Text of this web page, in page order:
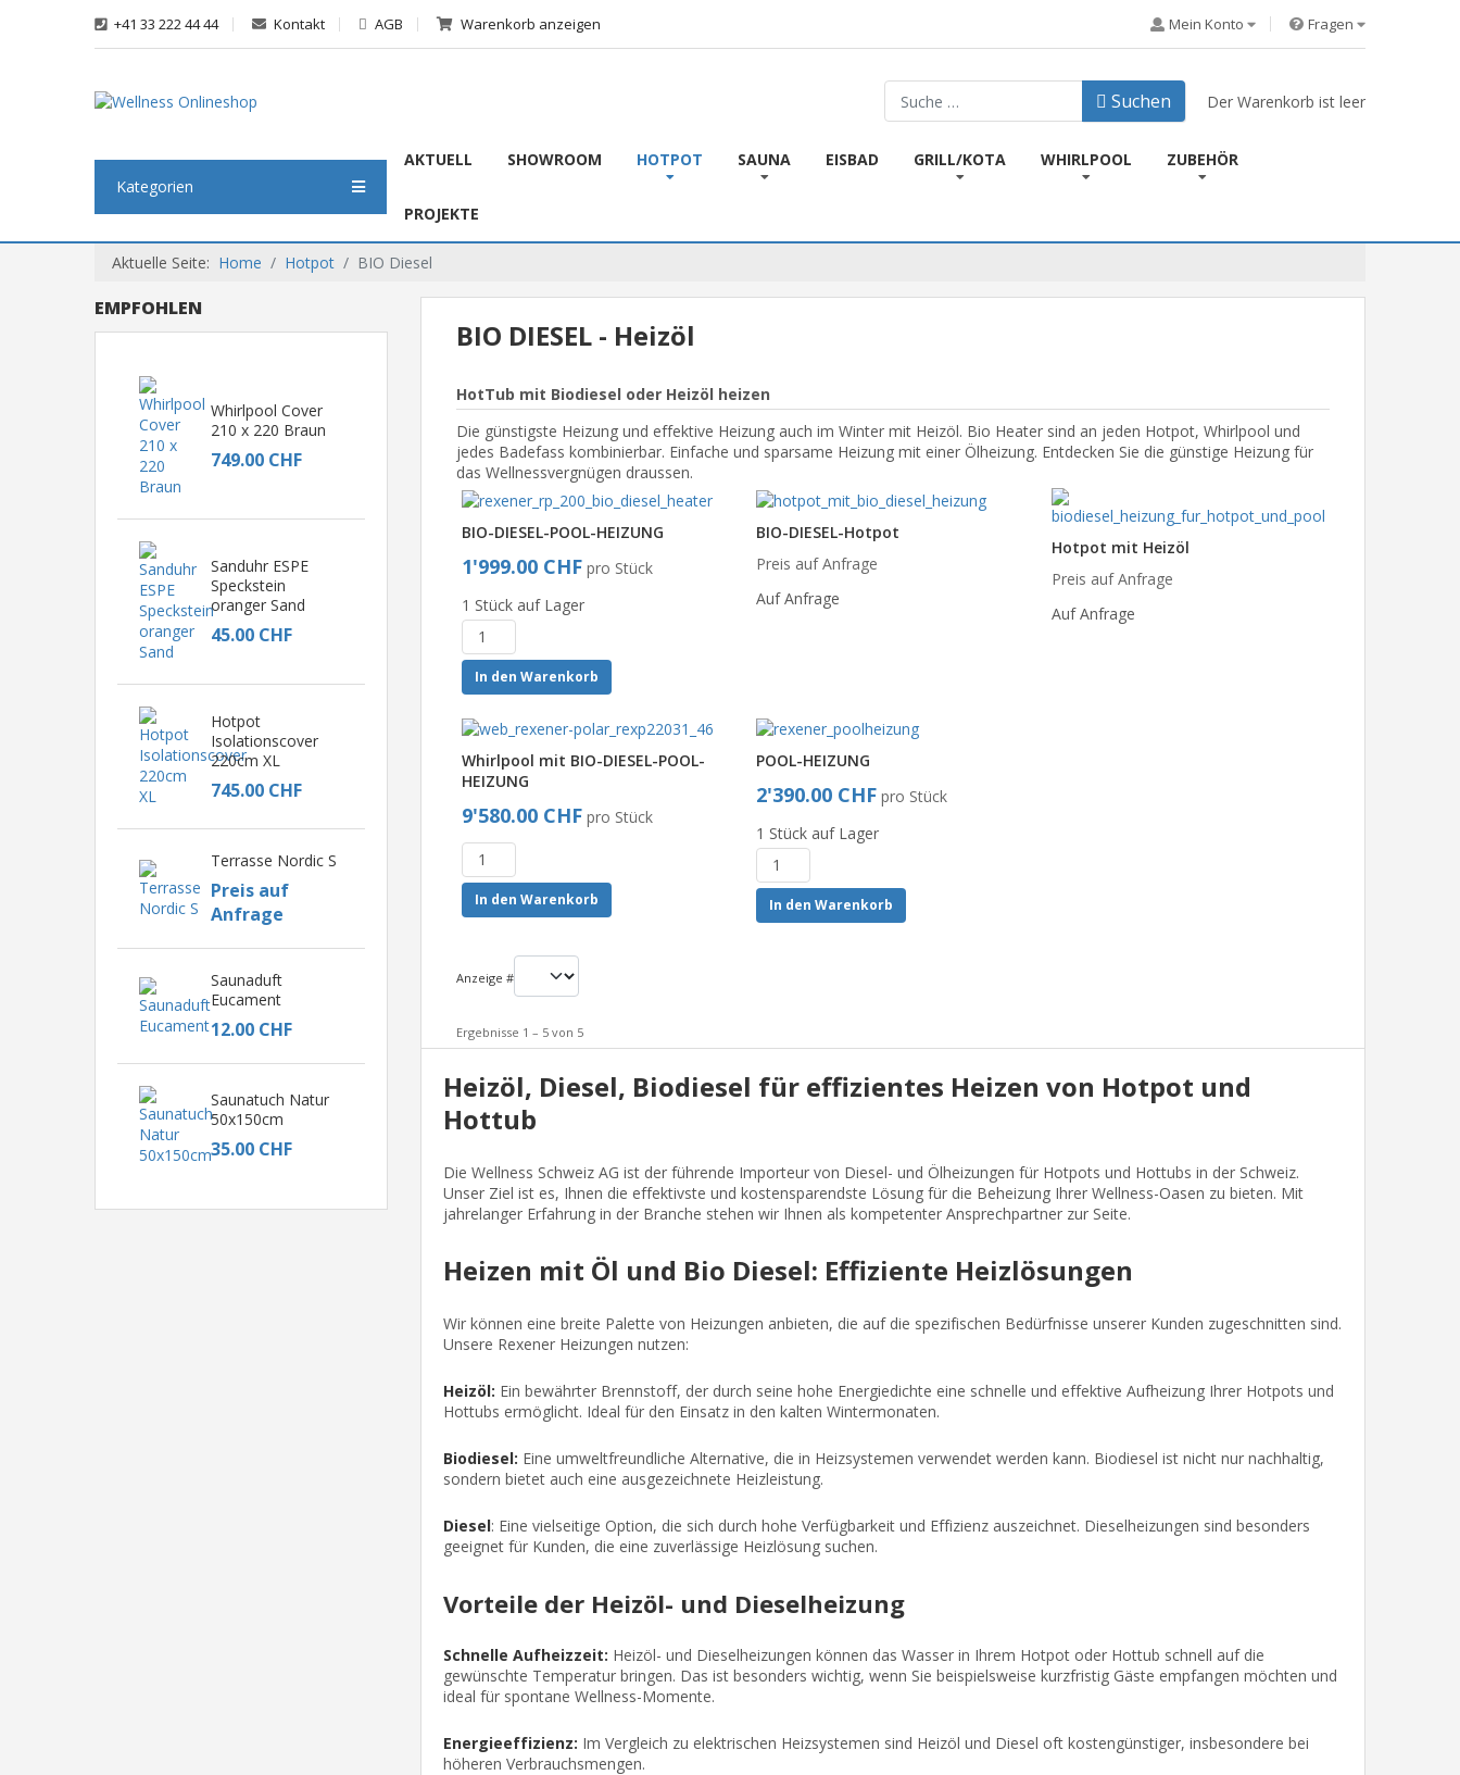
+41 33 222 44 44 Kontakt AGB Warenkorb anzeigen Mein Konto Fragen
Suchen Suchen Der Warenkorb ist leer
Kategorien
AKTUELL SHOWROOM HOTPOT SAUNA EISBAD GRILL/KOTA WHIRLPOOL ZUBEHÖR
PROJEKTE
Aktuelle Seite: Home Hotpot BIO Diesel
EMPFOHLEN
Whirlpool Cover
210 x 220 Braun
749.00 CHF
Sanduhr ESPE
Speckstein
oranger Sand
45.00 CHF
Hotpot
Isolationscover
220cm XL
745.00 CHF
Terrasse Nordic S
Preis auf
Anfrage
Saunaduft
Eucament
12.00 CHF
Saunatuch Natur
50x150cm
35.00 CHF
BIO DIESEL - Heizöl
HotTub mit Biodiesel oder Heizöl heizen
Die günstigste Heizung und effektive Heizung auch im Winter mit Heizöl. Bio Heater sind an jeden Hotpot, Whirlpool und
jedes Badefass kombinierbar. Einfache und sparsame Heizung mit einer Ölheizung. Entdecken Sie die günstige Heizung für
das Wellnessvergnügen draussen.
BIO-DIESEL-POOL-HEIZUNG
1'999.00 CHF pro Stück
1 Stück auf Lager
In den Warenkorb
BIO-DIESEL-Hotpot
Preis auf Anfrage
Auf Anfrage
Hotpot mit Heizöl
Preis auf Anfrage
Auf Anfrage
Whirlpool mit BIO-DIESEL-POOL-
HEIZUNG
9'580.00 CHF pro Stück
In den Warenkorb
POOL-HEIZUNG
2'390.00 CHF pro Stück
1 Stück auf Lager
In den Warenkorb
Anzeige #
Ergebnisse 1 – 5 von 5
Heizöl, Diesel, Biodiesel für effizientes Heizen von Hotpot und
Hottub
Die Wellness Schweiz AG ist der führende Importeur von Diesel- und Ölheizungen für Hotpots und Hottubs in der Schweiz.
Unser Ziel ist es, Ihnen die effektivste und kostensparendste Lösung für die Beheizung Ihrer Wellness-Oasen zu bieten. Mit
jahrelanger Erfahrung in der Branche stehen wir Ihnen als kompetenter Ansprechpartner zur Seite.
Heizen mit Öl und Bio Diesel: Effiziente Heizlösungen
Wir können eine breite Palette von Heizungen anbieten, die auf die spezifischen Bedürfnisse unserer Kunden zugeschnitten sind.
Unsere Rexener Heizungen nutzen:
Heizöl: Ein bewährter Brennstoff, der durch seine hohe Energiedichte eine schnelle und effektive Aufheizung Ihrer Hotpots und
Hottubs ermöglicht. Ideal für den Einsatz in den kalten Wintermonaten.
Biodiesel: Eine umweltfreundliche Alternative, die in Heizsystemen verwendet werden kann. Biodiesel ist nicht nur nachhaltig,
sondern bietet auch eine ausgezeichnete Heizleistung.
Diesel: Eine vielseitige Option, die sich durch hohe Verfügbarkeit und Effizienz auszeichnet. Dieselheizungen sind besonders
geeignet für Kunden, die eine zuverlässige Heizlösung suchen.
Vorteile der Heizöl- und Dieselheizung
Schnelle Aufheizzeit: Heizöl- und Dieselheizungen können das Wasser in Ihrem Hotpot oder Hottub schnell auf die
gewünschte Temperatur bringen. Das ist besonders wichtig, wenn Sie beispielsweise kurzfristig Gäste empfangen möchten und
ideal für spontane Wellness-Momente.
Energieeffizienz: Im Vergleich zu elektrischen Heizsystemen sind Heizöl und Diesel oft kostengünstiger, insbesondere bei
höheren Verbrauchsmengen.